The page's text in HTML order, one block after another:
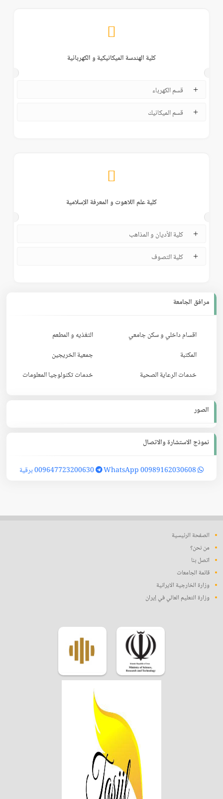
كلية الهندسة الميكانيكية و الكهربائية
قسم الكهرباء
قسم الميكانيك
كلية علم اللاهوت و المعرفة الإسلامية
كلية الأديان و المذاهب
كلية التصوف
مرافق الجامعة
اقسام داخلي و سكن جامعي
التغذيه و المطعم
المكتبة
جمعية الخريجين
خدمات الرعاية الصحية
خدمات تكنولوجيا المعلومات
الصور
نموذج الاستشارة والاتصال
00989162030608 WhatsApp 009647723200630 برقية
الصفحة الرئيسية
من نحن؟
اتصل بنا
قائمة الجامعات
وزارة الخارجية الايرانية
وزارة التعليم العالي في إيران